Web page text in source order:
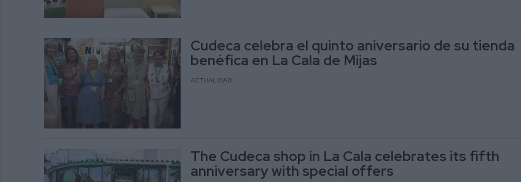
Cudeca celebra el quinto aniversario de su tienda
benéfica en La Cala de Mijas
ACTUALIDAD
The Cudeca shop in La Cala celebrates its fifth
anniversary with special offers